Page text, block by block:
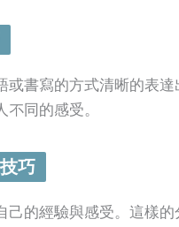
或書寫的方式清晰的表
同的感受。
巧
己的經驗與感受。這樣